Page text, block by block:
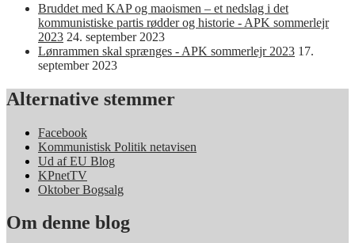
Bruddet med KAP og maoismen – et nedslag i det
kommunistiske partis rødder og historie - APK sommerlejr
2023 24. september 2023
Lønrammen skal sprænges - APK sommerlejr 2023 17.
september 2023
Alternative stemmer
Facebook
Kommunistisk Politik netavisen
Ud af EU Blog
KPnetTV
Oktober Bogsalg
Om denne blog